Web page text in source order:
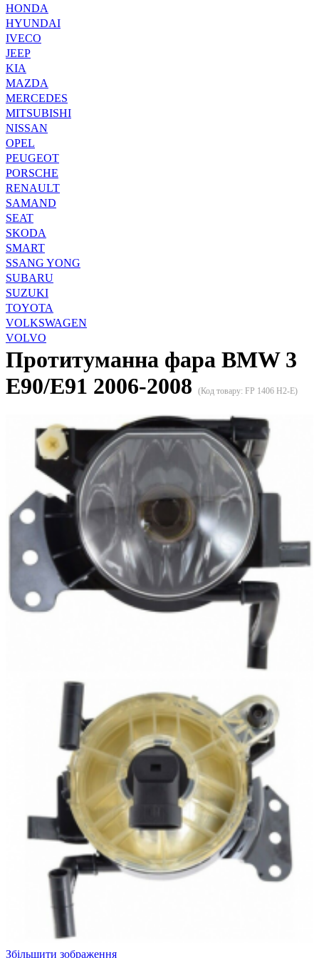
HONDA
HYUNDAI
IVECO
JEEP
KIA
MAZDA
MERCEDES
MITSUBISHI
NISSAN
OPEL
PEUGEOT
PORSCHE
RENAULT
SAMAND
SEAT
SKODA
SMART
SSANG YONG
SUBARU
SUZUKI
TOYOTA
VOLKSWAGEN
VOLVO
Протитуманна фара BMW 3
E90/E91 2006-2008
(Код товару: FP 1406 H2-E)
Збільшити зображення